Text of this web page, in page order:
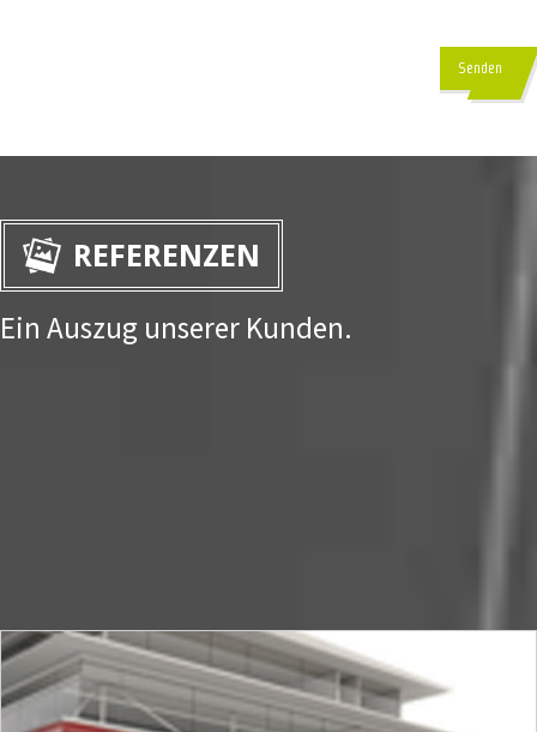
Senden
REFERENZEN
Ein Auszug unserer Kunden.